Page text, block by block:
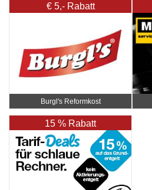
€ 5,- Rabatt
Burgl's Reformkost
15 % Rabatt